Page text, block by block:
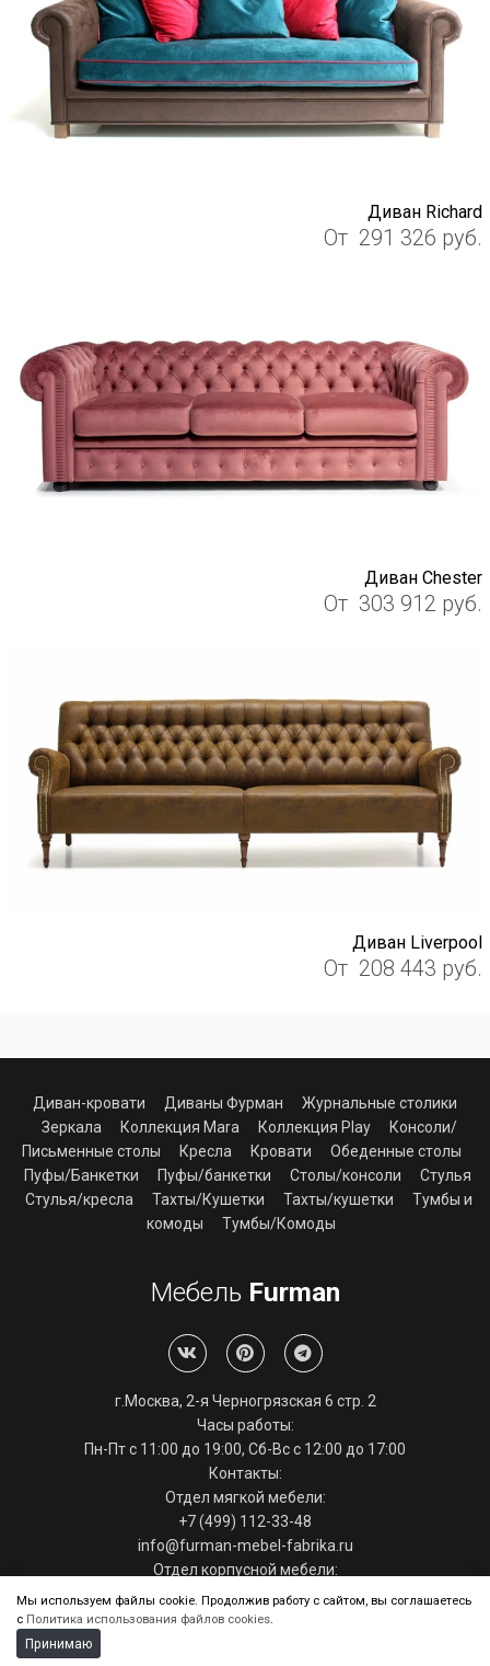
Диван Richard
От 291 326 руб.
Диван Chester
От 303 912 руб.
Диван Liverpool
От 208 443 руб.
Мы используем файлы cookie. Продолжив работу с сайтом, вы соглашаетесь
с Политика использования файлов cookies.
Принимаю
Диван-кровати Диваны Фурман
Журнальные столики
Зеркала
Коллекция Mara Коллекция Play
Консоли/
Письменные столы
Кресла Кровати
Обеденные столы
Пуфы/Банкетки
Пуфы/банкетки Столы/консоли
Стулья
Стулья/кресла
Тахты/Кушетки Тахты/кушетки
Тумбы и
комоды
Тумбы/Комоды
Мебель Furman
г.Москва, 2-я Черногрязская 6 стр. 2
Часы работы:
Пн-Пт с 11:00 до 19:00, Сб-Вс с 12:00 до 17:00
Контакты:
Отдел мягкой мебели:
+7 (499) 112-33-48
info@furman-mebel-fabrika.ru
Отдел корпусной мебели:
+7 (495) 286-29-39
info@furman-mebel-fabrika.ru